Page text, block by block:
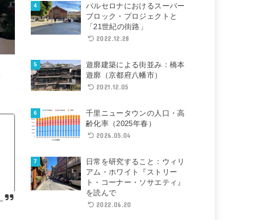
バルセロナにおけるスーパー
ブロック・プロジェクトと
「21世紀の街路」
2022.12.28
遊廓建築による街並み：橋本
遊廓（京都府八幡市）
2021.12.05
千里ニュータウンの人口・高
齢化率（2025年春）
2026.05.04
日常を研究すること：ウィリ
アム・ホワイト『ストリー
ト・コーナー・ソサエティ』
を読んで
2022.06.20